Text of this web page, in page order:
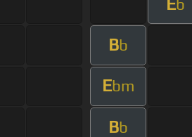
b
Bb
Ebm
Bb